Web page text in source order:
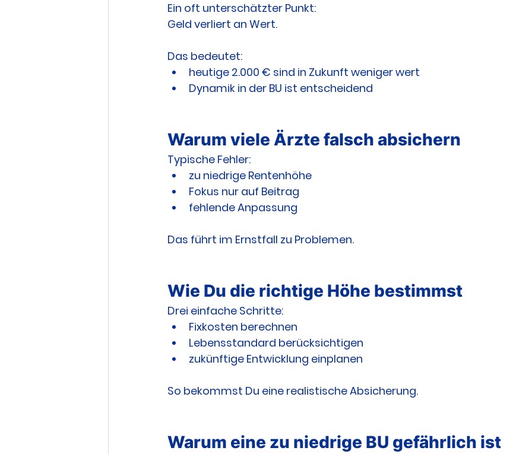
Ein oft unterschätzter Punkt:
Geld verliert an Wert.
Das bedeutet:
heutige 2.000 € sind in Zukunft weniger wert
Dynamik in der BU ist entscheidend
Warum viele Ärzte falsch absichern
Typische Fehler:
zu niedrige Rentenhöhe
Fokus nur auf Beitrag
fehlende Anpassung
Das führt im Ernstfall zu Problemen.
Wie Du die richtige Höhe bestimmst
Drei einfache Schritte:
Fixkosten berechnen
Lebensstandard berücksichtigen
zukünftige Entwicklung einplanen
So bekommst Du eine realistische Absicherung.
Warum eine zu niedrige BU gefährlich ist